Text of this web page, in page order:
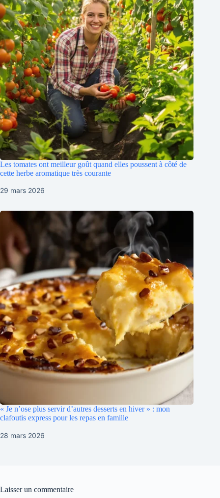
Les tomates ont meilleur goût quand elles poussent à côté de
cette herbe aromatique très courante
29 mars 2026
« Je n’ose plus servir d’autres desserts en hiver » : mon
clafoutis express pour les repas en famille
28 mars 2026
Laisser un commentaire